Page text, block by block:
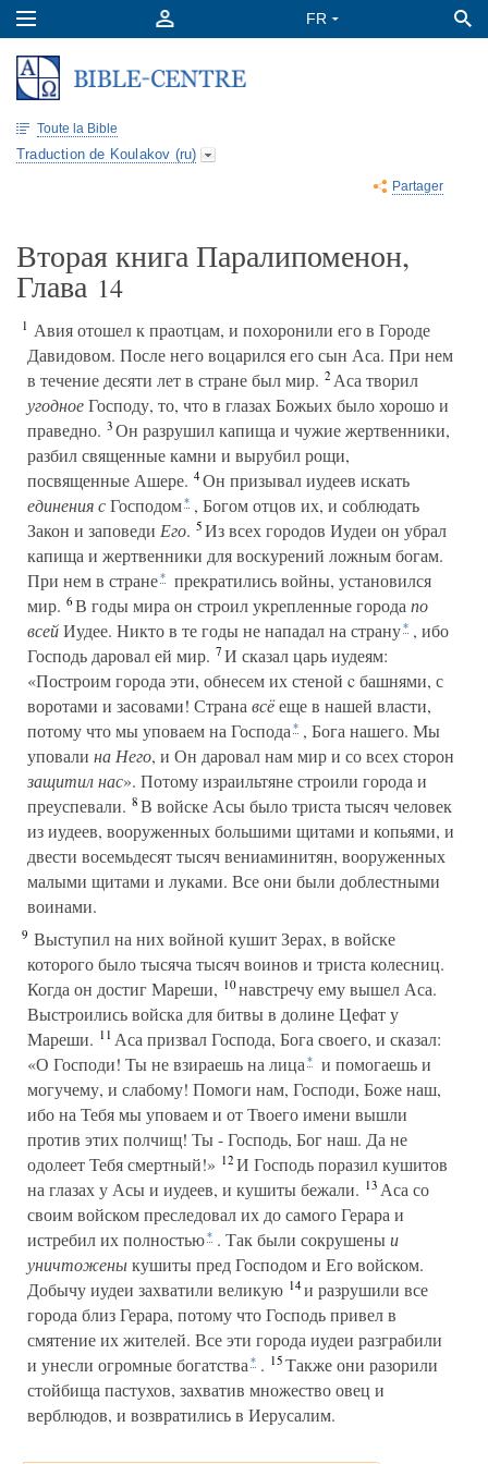
Toute la Bible
Traduction de Koulakov (ru)
Partager
Вторая книга Паралипоменон,
Глава 14
1 Авия отошел к праотцам, и похоронили его в Городе
Давидовом. После него воцарился его сын Аса. При нем
в течение десяти лет в стране был мир. 2Аса творил
угодноеГосподу, то, что в глазах Божьих было хорошо и
праведно. 3Он разрушил капища и чужие жертвенники,
разбил священные камни и вырубил рощи,
посвященные Ашере. 4Он призывал иудеев искать
единения сГосподом* , Богом отцов их, и соблюдать
Закон и заповеди Его. 5Из всех городов Иудеи он убрал
капища и жертвенники для воскурений ложным богам.
При нем в стране*
прекратились войны, установился
мир. 6В годы мира он строил укрепленные города по
всейИудее. Никто в те годы не нападал на страну* , ибо
Господь даровал ей мир. 7И сказал царь иудеям:
«Построим города эти, обнесем их стеной c башнями, с
воротами и засовами! Страна всёеще в нашей власти,
потому что мы уповаем на Господа * , Бога нашего. Мы
уповали на Него, и Он даровал нам мир и со всех сторон
защитил нас». Потому израильтяне строили города и
преуспевали. 8В войске Асы было триста тысяч человек
из иудеев, вооруженных большими щитами и копьями, и
двести восемьдесят тысяч вениаминитян, вооруженных
малыми щитами и луками. Все они были доблестными
воинами.
9 Выступил на них войной кушит Зерах, в войске
которого было тысяча тысяч воинов и триста колесниц.
Когда он достиг Мареши, 10навстречу ему вышел Аса.
Выстроились войска для битвы в долине Цефат у
Мареши. 11Аса призвал Господа, Бога своего, и сказал:
«О Господи! Ты не взираешь на лица *
и помогаешь и
могучему, и слабому! Помоги нам, Господи, Боже наш,
ибо на Тебя мы уповаем и от Твоего имени вышли
против этих полчищ! Ты - Господь, Бог наш. Да не
одолеет Тебя смертный!» 12И Господь поразил кушитов
на глазах у Асы и иудеев, и кушиты бежали. 13Аса со
своим войском преследовал их до самого Герара и
истребил их полностью* . Так были сокрушеныи
уничтоженыкушиты пред Господом и Его войском.
Добычу иудеи захватили великую 14и разрушили все
города близ Герара, потому что Господь привел в
смятение их жителей. Все эти города иудеи разграбили
и унесли огромные богатства * . 15Также они разорили
стойбища пастухов, захватив множество овец и
верблюдов, и возвратились в Иерусалим.